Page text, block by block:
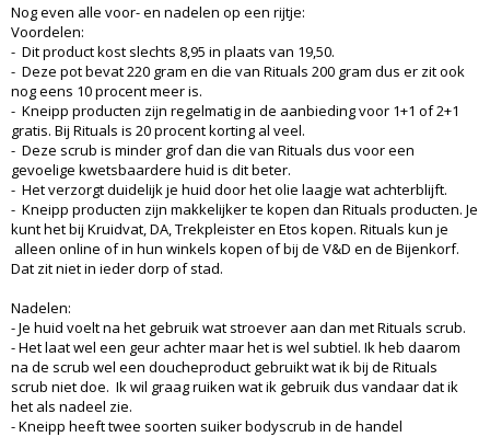
Nog even alle voor- en nadelen op een rijtje:
Voordelen:
- Dit product kost slechts 8,95 in plaats van 19,50.
- Deze pot bevat 220 gram en die van Rituals 200 gram dus er zit ook
nog eens 10 procent meer is.
- Kneipp producten zijn regelmatig in de aanbieding voor 1+1 of 2+1
gratis. Bij Rituals is 20 procent korting al veel.
- Deze scrub is minder grof dan die van Rituals dus voor een
gevoelige kwetsbaardere huid is dit beter.
- Het verzorgt duidelijk je huid door het olie laagje wat achterblijft.
- Kneipp producten zijn makkelijker te kopen dan Rituals producten. Je
kunt het bij Kruidvat, DA, Trekpleister en Etos kopen. Rituals kun je
alleen online of in hun winkels kopen of bij de V&D en de Bijenkorf.
Dat zit niet in ieder dorp of stad.
Nadelen:
- Je huid voelt na het gebruik wat stroever aan dan met Rituals scrub.
- Het laat wel een geur achter maar het is wel subtiel. Ik heb daarom
na de scrub wel een doucheproduct gebruikt wat ik bij de Rituals
scrub niet doe. Ik wil graag ruiken wat ik gebruik dus vandaar dat ik
het als nadeel zie.
- Kneipp heeft twee soorten suiker bodyscrub in de handel